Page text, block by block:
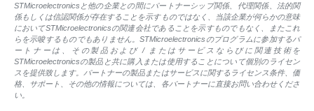
STMicroelectronicsと他の企業との間にパートナーシップ関係、代理関係、法的関
係もしくは信認関係が存在することを示すものではなく、当該企業が何らかの意味
においてSTMicroelectronicsの関連会社であることを示すものでもなく、またこれ
らを示唆するものでもありません。STMicroelectronicsのプログラムに参加するパ
ートナーは、その製品および / またはサービスならびに関連技術を
STMicroelectronicsの製品と共に購入または使用することについて個別のライセン
スを提供致します。パートナーの製品またはサービスに関するライセンス条件、価
格、サポート、その他の情報については、各パートナーに直接お問い合わせくださ
い。